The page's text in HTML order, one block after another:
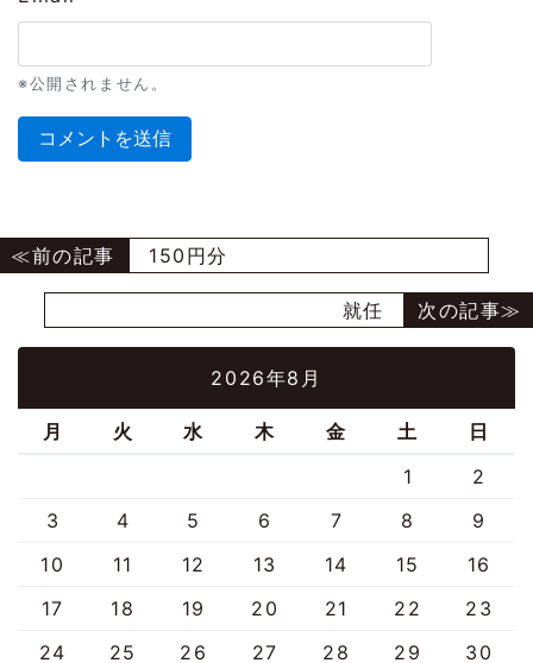
※公開されません。
150円分
就任
2026年8月
月 火 水 木 金 土 日
1
2
3
4 5 6 7 8
9
10
11 12 13 14 15
16
17
18 19 20 21 22
23
24
25 26 27 28 29
30